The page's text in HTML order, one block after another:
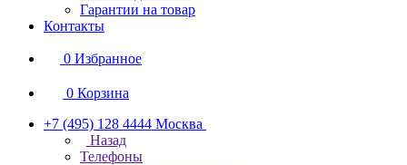
Гарантии на товар
Контакты
0 Избранное
0 Корзина
+7 (495) 128 4444 Москва
Назад
Телефоны